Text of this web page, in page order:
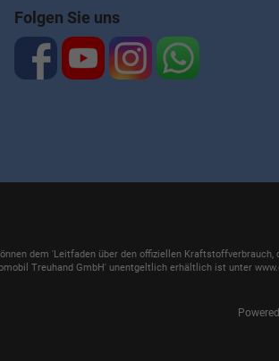
Folgen Sie uns
dem 'Leitfaden über den offiziellen Kraftstoffverbrauch,
Treuhand GmbH' unentgeltlich erhältlich ist unter